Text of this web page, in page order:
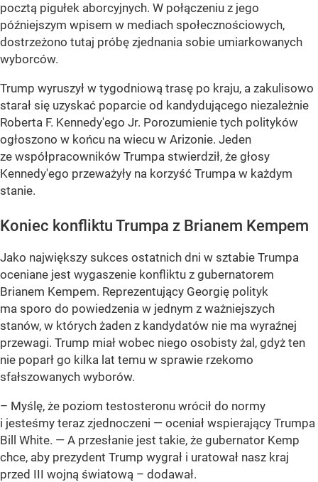
pocztą pigułek aborcyjnych. W połączeniu z jego
późniejszym wpisem w mediach społecznościowych,
dostrzeżono tutaj próbę zjednania sobie umiarkowanych
wyborców.
Trump wyruszył w tygodniową trasę po kraju, a zakulisowo
starał się uzyskać poparcie od kandydującego niezależnie
Roberta F. Kennedy'ego Jr. Porozumienie tych polityków
ogłoszono w końcu na wiecu w Arizonie. Jeden
ze współpracowników Trumpa stwierdził, że głosy
Kennedy'ego przeważyły na korzyść Trumpa w każdym
stanie.
Koniec konfliktu Trumpa z Brianem Kempem
Jako największy sukces ostatnich dni w sztabie Trumpa
oceniane jest wygaszenie konfliktu z gubernatorem
Brianem Kempem. Reprezentujący Georgię polityk
ma sporo do powiedzenia w jednym z ważniejszych
stanów, w których żaden z kandydatów nie ma wyraźnej
przewagi. Trump miał wobec niego osobisty żal, gdyż ten
nie poparł go kilka lat temu w sprawie rzekomo
sfałszowanych wyborów.
– Myślę, że poziom testosteronu wrócił do normy
i jesteśmy teraz zjednoczeni — oceniał wspierający Trumpa
Bill White. — A przesłanie jest takie, że gubernator Kemp
chce, aby prezydent Trump wygrał i uratował nasz kraj
przed III wojną światową – dodawał.